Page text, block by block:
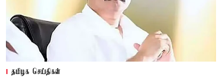
தமிழக செய்திகள்